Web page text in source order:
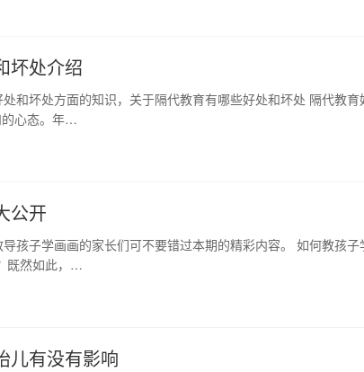
坏处介绍
和坏处方面的知识，关于隔代教育有哪些好处和坏处 隔代教育
的心态。年…
公开
孩子学画画的家长们可不要错过本期的精彩内容。 如何教孩子
既然如此，…
儿有没有影响